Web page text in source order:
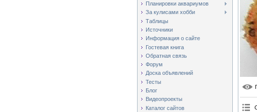
Планировки аквариумов
За кулисами хобби
Таблицы
Источники
Информация о сайте
Гостевая книга
Обратная связь
Форум
Доска объявлений
Тесты
Блог
Видеопроекты
Каталог сайтов